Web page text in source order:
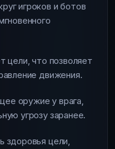
игроков и ботов
цели, что позволяет
движения.
оружие у врага,
угрозу заранее.
здоровья цели,